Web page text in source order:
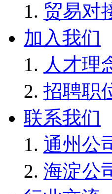
贸易对
加入我们
人才理
招聘职
联系我们
通州公
海淀公